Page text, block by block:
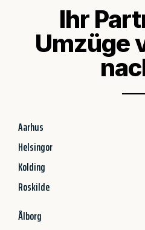
Ihr
Umzüge
Aarhus
Helsingor
Kolding
Roskilde
Ålborg